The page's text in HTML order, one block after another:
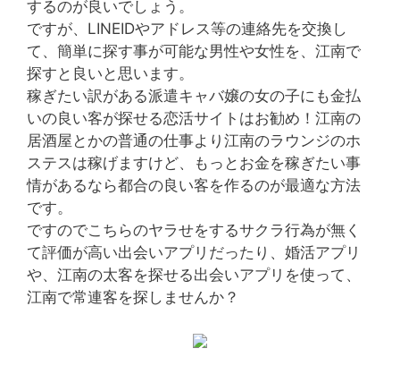
するのが良いでしょう。
ですが、LINEIDやアドレス等の連絡先を交換し
て、簡単に探す事が可能な男性や女性を、江南で
探すと良いと思います。
稼ぎたい訳がある派遣キャバ嬢の女の子にも金払
いの良い客が探せる恋活サイトはお勧め！江南の
居酒屋とかの普通の仕事より江南のラウンジのホ
ステスは稼げますけど、もっとお金を稼ぎたい事
情があるなら都合の良い客を作るのが最適な方法
です。
ですのでこちらのヤラせをするサクラ行為が無く
て評価が高い出会いアプリだったり、婚活アプリ
や、江南の太客を探せる出会いアプリを使って、
江南で常連客を探しませんか？